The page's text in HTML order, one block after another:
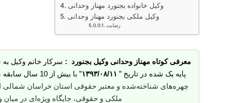
وکیل خانواده بجنورد مهناز وحدانی
وکیل ملکی بجنورد مهناز وحدانی
رضایت
معرفی کوتاه مهناز وحدانی وکیل بجنورد : سرکار خانم وکیل به
پایه یک شده در تاریخ ” ۱۳۹۳/۰۸/۱۱” با بیش از 10 سال سابقه ،
چهره‌های شناخته‌شده و معتبر حقوقی استان خراسان
ملکی و حقوقی، جایگاه ویژه‌ای در